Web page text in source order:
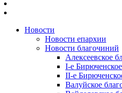
Новости
Новости епархии
Новости благочиний
Алексеевское
I-е
II-е
Валуйское